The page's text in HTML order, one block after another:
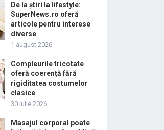
De la știri la lifestyle:
SuperNews.ro oferă
articole pentru interese
diverse
1 august 2026
Compleurile tricotate
oferă coerență fără
rigiditatea costumelor
clasice
30 iulie 2026
Masajul corporal poate